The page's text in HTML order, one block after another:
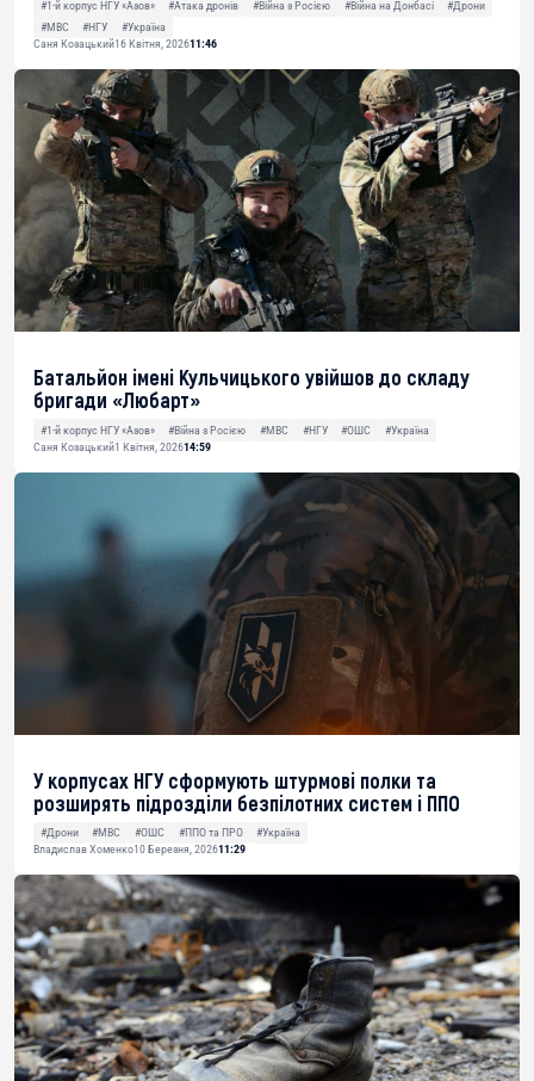
#1-й корпус НГУ «Азов» #Атака дронів #Війна з Росією #Війна на Донбасі
#Дрони
#МВС
#НГУ
#Україна
Саня Козацький16 Квітня, 202611:46
Батальйон імені Кульчицького увійшов до складу
бригади «Любарт»
#1-й корпус НГУ «Азов» #Війна з Росією #МВС #НГУ #ОШС
#Україна
Саня Козацький1 Квітня, 202614:59
У корпусах НГУ сформують штурмові полки та
розширять підрозділи безпілотних систем і ППО
#Дрони #МВС #ОШС #ППО та ПРО
#Україна
Владислав Хоменко10 Березня, 202611:29